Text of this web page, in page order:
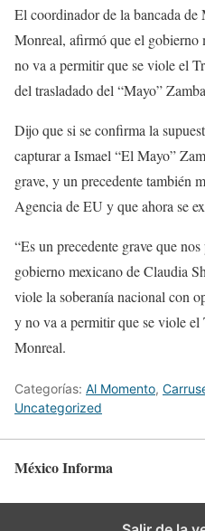
El coordinador de la bancada
Monreal, afirmó que el gobierno
no va a permitir que se viole el
del trasladado del “Mayo”
Dijo que si se confirma la
capturar a Ismael “El Mayo”
grave, y un precedente también
Agencia de EU y que ahora se
“Es un precedente grave que
gobierno mexicano de Claudia
viole la soberanía nacional con
y no va a permitir que se viole
Monreal.
Categorías: Al Momento,
Uncategorized
México Informa